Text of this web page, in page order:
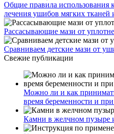
Общие правила использования
лечения ушибов мягких тканей
Рассасывающие мази от
Сравниваем детские мази от
Свежие публикации
Можно ли и как
время беременности и
Камни в желчном пузыре